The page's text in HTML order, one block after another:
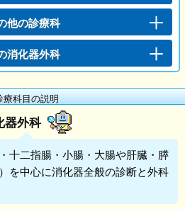
他の診療科
消化器外科
療科目の説明
器外科
十二指腸・小腸・大腸や肝臓・膵
を中心に消化器全般の診断と外科